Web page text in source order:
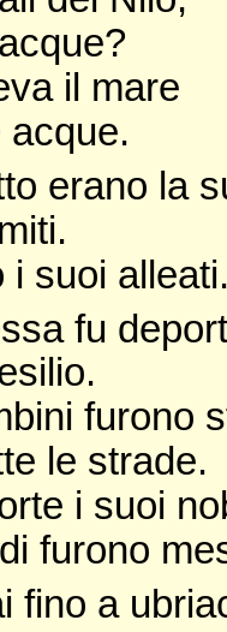
il mare
acque.
erano la
i suoi
fu
furono
le strade.
i suoi
furono
fino a